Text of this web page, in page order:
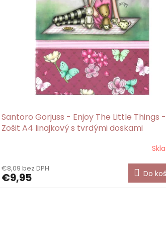
Santoro Gorjuss - Enjoy The Little Things -
Zošit A4 linajkový s tvrdými doskami
€8,09 bez DPH
€9,95 Do